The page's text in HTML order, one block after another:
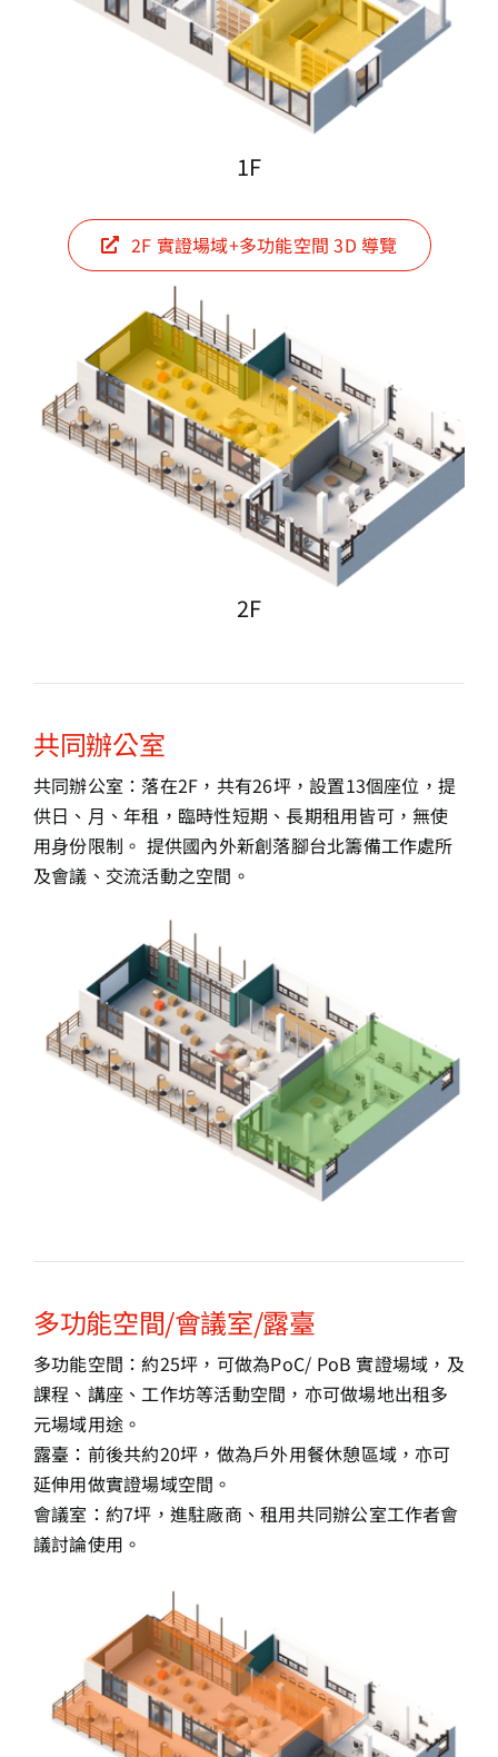
1F
2F 實證場域+多功能空間 3D 導覽
2F
共同辦公室
共同辦公室：落在2F，共有26坪，設置13個座位，提
供⽇、⽉、年租，臨時性短期、長期租用皆可，無使
⽤⾝份限制。 提供國內外新創落腳台北籌備工作處所
及會議、交流活動之空間。
多功能空間/會議室/露臺
多功能空間：約25坪，可做為PoC/ PoB 實證場域，及
課程、講座、工作坊等活動空間，亦可做場地出租多
元場域用途。
露臺：前後共約20坪，做為戶外用餐休憩區域，亦可
延伸用做實證場域空間。
會議室：約7坪，進駐廠商、租用共同辦公室工作者會
議討論使用。